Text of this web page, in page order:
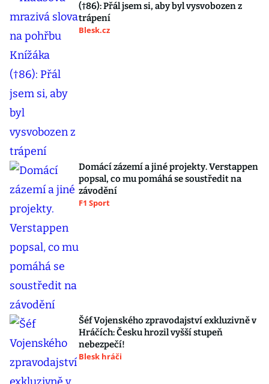
(†86): Přál jsem si, aby byl vysvobozen z
trápení
Blesk.cz
Domácí zázemí a jiné projekty. Verstappen
popsal, co mu pomáhá se soustředit na
závodění
F1 Sport
Šéf Vojenského zpravodajství exkluzivně v
Hráčích: Česku hrozil vyšší stupeň
nebezpečí!
Blesk hráči